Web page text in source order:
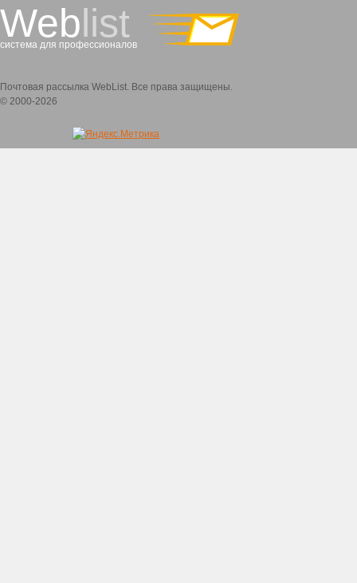
Weblist
система для профессионалов
Почтовая рассылка WebList. Все права защищены.
© 2000-2026